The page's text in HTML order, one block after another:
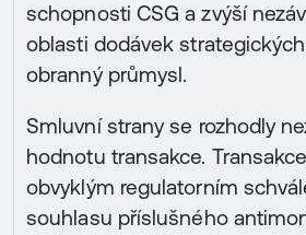
schopnosti CSG a zvýší
oblasti dodávek
obranný průmysl.
Smluvní strany se rozhodly
hodnotu transakce.
obvyklým regulatorním
souhlasu příslušného